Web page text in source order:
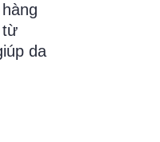
từ
da